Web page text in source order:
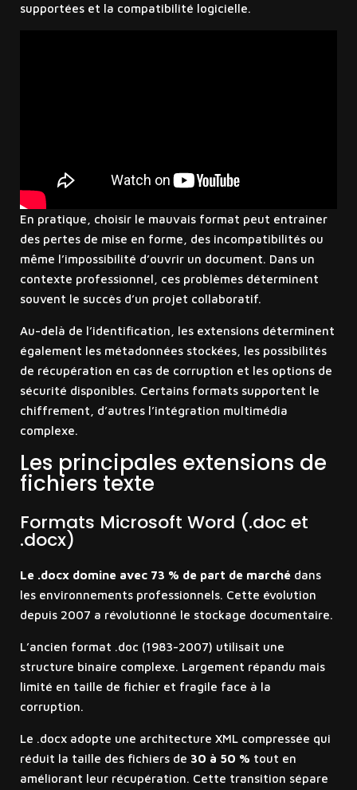
supportées et la compatibilité logicielle.
En pratique, choisir le mauvais format peut entraîner
des pertes de mise en forme, des incompatibilités ou
même l’impossibilité d’ouvrir un document. Dans un
contexte professionnel, ces problèmes déterminent
souvent le succès d’un projet collaboratif.
Au-delà de l’identification, les extensions déterminent
également les métadonnées stockées, les possibilités
de récupération en cas de corruption et les options de
sécurité disponibles. Certains formats supportent le
chiffrement, d’autres l’intégration multimédia
complexe.
Les principales extensions de
fichiers texte
Formats Microsoft Word (.doc et
.docx)
Le .docx domine avec 73 % de part de marchédans
les environnements professionnels. Cette évolution
depuis 2007 a révolutionné le stockage documentaire.
L’ancien format .doc (1983-2007) utilisait une
structure binaire complexe. Largement répandu mais
limité en taille de fichier et fragile face à la
corruption.
Le .docx adopte une architecture XML compressée qui
réduit la taille des fichiers de 30 à 50 % tout en
améliorant leur récupération. Cette transition sépare